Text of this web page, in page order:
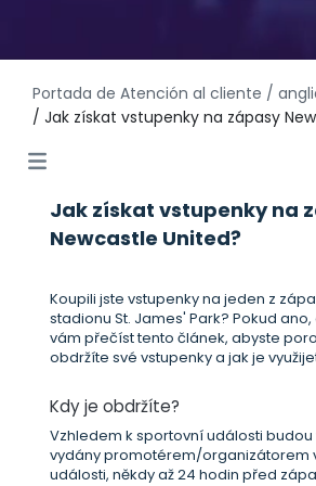
Portada de Atención al cliente /
/ Jak získat vstupenky na zápasy
Jak získat vstupenky na
Newcastle United?
Koupili jste vstupenky na jeden z
stadionu St. James' Park? Pokud
vám přečíst tento článek, abyste
obdržíte své vstupenky a jak je
Kdy je obdržíte?
Vzhledem k sportovní události budou
vydány promotérem/organizátorem
události, někdy až 24 hodin před